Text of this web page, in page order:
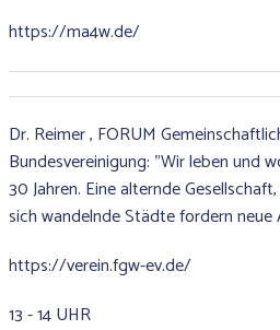
https://ma4w.de/
Dr. Reimer , FORUM
Bundesvereinigung: "Wir leben und
30 Jahren. Eine alternde
sich wandelnde Städte fordern
https://verein.fgw-ev.de/
13 - 14 UHR